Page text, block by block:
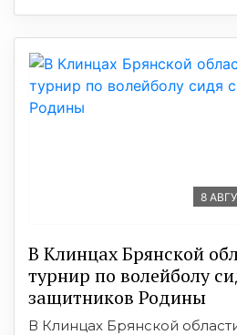
8
В Клинцах Брянской
турнир по волейболу
защитников Родины
В Клинцах Брянской